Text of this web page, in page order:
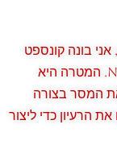
אני בונה קונספט
מקורי שמתחבר למוזיקה ולסיפור שאתם Nein. המטרה היא
המסר בצורה
הרעיון כדי ליצור